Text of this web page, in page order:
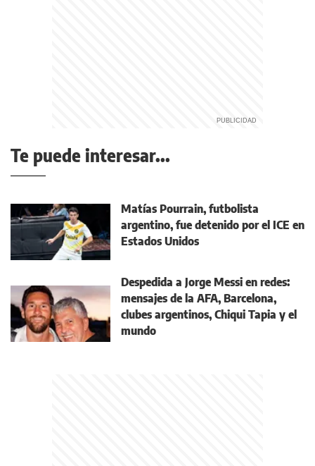
Te puede interesar...
Matías Pourrain, futbolista
argentino, fue detenido por el ICE en
Estados Unidos
Despedida a Jorge Messi en redes:
mensajes de la AFA, Barcelona,
clubes argentinos, Chiqui Tapia y el
mundo